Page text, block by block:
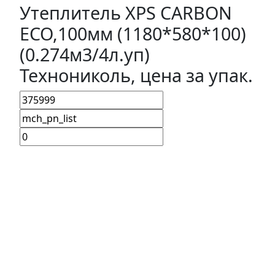
Утеплитель XPS CARBON
ECO,100мм (1180*580*100)
(0.274м3/4л.уп)
Технониколь, цена за упак.